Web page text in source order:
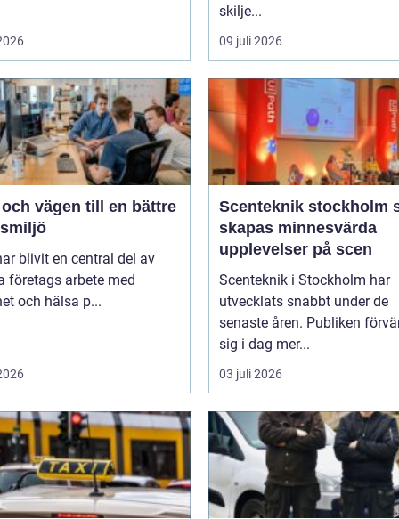
skilje...
09 juli 2026
vägen till en bättre
blivit en central del av
företags arbete med
och hälsa p...
Scenteknik stockholm så
skapas minnesvärda
upplevelser på scen
Scenteknik i Stockholm har
utvecklats snabbt under de
senaste åren. Publiken
sig i dag mer...
03 juli 2026